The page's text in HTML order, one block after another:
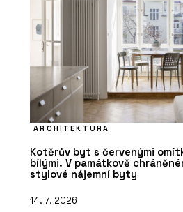
ARCHITEKTURA
Kotěrův byt s červenými
bílými. V památkově
stylové nájemní byty
14. 7. 2026